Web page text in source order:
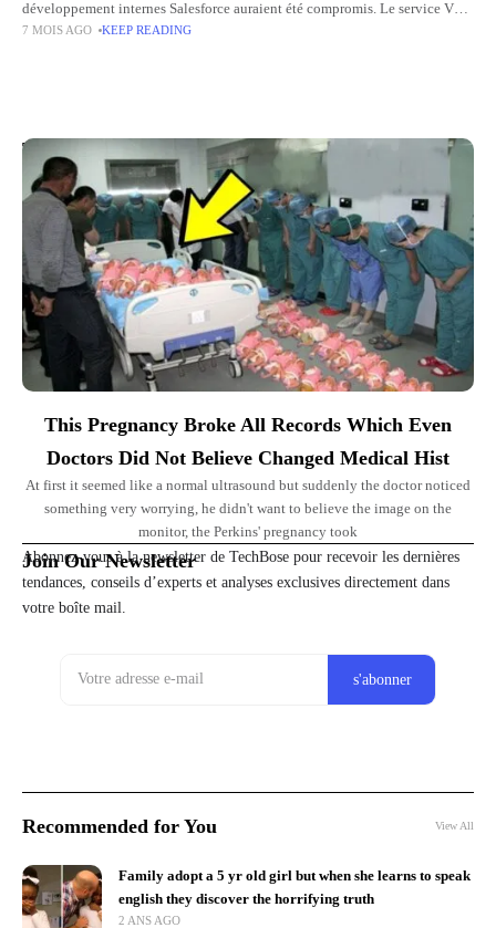
développement internes Salesforce auraient été compromis. Le service VPN
répond ainsi à un hacker qui, ce week-end, a revendiqué
7 MOIS AGO KEEP READING
Top Picks for You
This Pregnancy Broke All Records Which Even
Doctors Did Not Believe Changed Medical Hist
At first it seemed like a normal ultrasound but suddenly the doctor noticed
something very worrying, he didn't want to believe the image on the
monitor, the Perkins' pregnancy took
Join Our Newsletter
Abonnez-vous à la newsletter de TechBose pour recevoir les dernières
tendances, conseils d’experts et analyses exclusives directement dans
votre boîte mail.
Recommended for You View All
Family adopt a 5 yr old girl but when she learns to speak
english they discover the horrifying truth
2 ANS AGO